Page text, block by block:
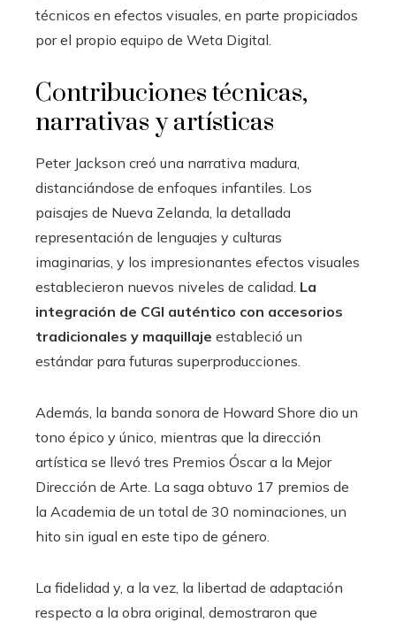
técnicos en efectos visuales, en parte propiciados
por el propio equipo de Weta Digital.
Contribuciones técnicas,
narrativas y artísticas
Peter Jackson creó una narrativa madura,
distanciándose de enfoques infantiles. Los
paisajes de Nueva Zelanda, la detallada
representación de lenguajes y culturas
imaginarias, y los impresionantes efectos visuales
establecieron nuevos niveles de calidad. La
integración de CGI auténtico con accesorios
tradicionales y maquillaje estableció un
estándar para futuras superproducciones.
Además, la banda sonora de Howard Shore dio un
tono épico y único, mientras que la dirección
artística se llevó tres Premios Óscar a la Mejor
Dirección de Arte. La saga obtuvo 17 premios de
la Academia de un total de 30 nominaciones, un
hito sin igual en este tipo de género.
La fidelidad y, a la vez, la libertad de adaptación
respecto a la obra original, demostraron que